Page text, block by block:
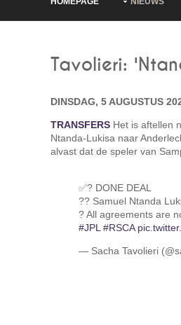
Tavolieri:
DINSDAG, 5 AUGUSTUS
TRANSFERS Het is aftellen
Ntanda-Lukisa naar
alvast dat de speler van
✅? DONE DEAL
?? Samuel Ntanda
? All agreements are
#JPL #RSCA
— Sacha Tavolieri